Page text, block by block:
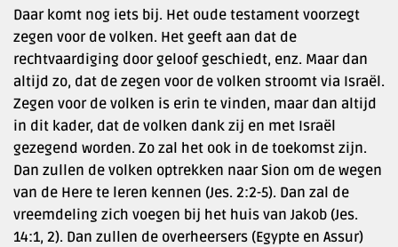
Daar komt nog iets bij. Het oude testament voorzegt
zegen voor de volken. Het geeft aan dat de
rechtvaardiging door geloof geschiedt, enz. Maar dan
altijd zo, dat de zegen voor de volken stroomt via Israël.
Zegen voor de volken is erin te vinden, maar dan altijd
in dit kader, dat de volken dank zij en met Israël
gezegend worden. Zo zal het ook in de toekomst zijn.
Dan zullen de volken optrekken naar Sion om de wegen
van de Here te leren kennen (Jes. 2:2-5). Dan zal de
vreemdeling zich voegen bij het huis van Jakob (Jes.
14:1, 2). Dan zullen de overheersers (Egypte en Assur)